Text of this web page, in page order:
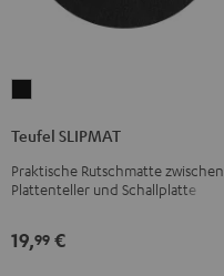
Schwarz
Teufel SLIPMAT
Praktische Rutschmatte zwischen
Plattenteller und Schallplatte
19,99 €